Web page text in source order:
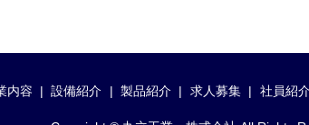
内容 設備紹介 製品紹介 求人募集 社員紹